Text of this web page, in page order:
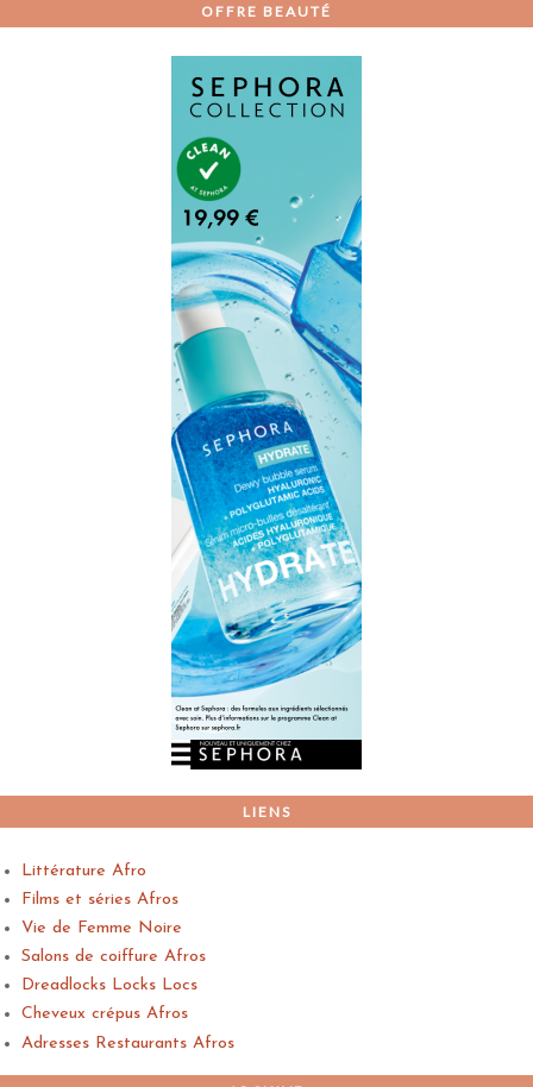
OFFRE BEAUTÉ
LIENS
Littérature Afro
Films et séries Afros
Vie de Femme Noire
Salons de coiffure Afros
Dreadlocks Locks Locs
Cheveux crépus Afros
Adresses Restaurants Afros